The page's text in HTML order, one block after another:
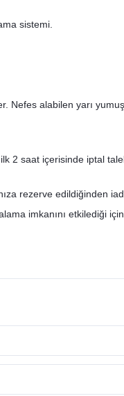
sistemi.
Nefes alabilen yarı
2 saat içerisinde iptal
rezerve edildiğinden
imkanını etkilediği